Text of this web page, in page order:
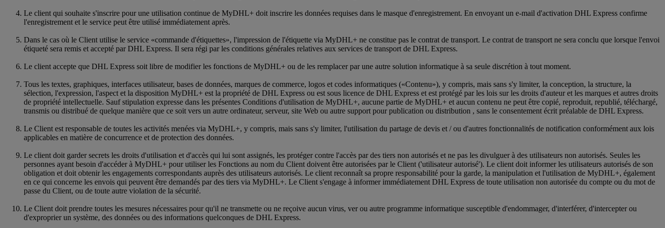
Le client qui souhaite s'inscrire pour une utilisation continue de MyDHL+ doit inscrire les données requises dans le masque d'enregistrement. En envoyant un e-mail d'activation DHL Express confirme
l'enregistrement et le service peut être utilisé immédiatement après.
Dans le cas où le Client utilise le service «commande d'étiquettes», l'impression de l'étiquette via MyDHL+ ne constitue pas le contrat de transport. Le contrat de transport ne sera conclu que lorsque l'envoi
étiqueté sera remis et accepté par DHL Express. Il sera régi par les conditions générales relatives aux services de transport de DHL Express.
Le client accepte que DHL Express soit libre de modifier les fonctions de MyDHL+ ou de les remplacer par une autre solution informatique à sa seule discrétion à tout moment.
Tous les textes, graphiques, interfaces utilisateur, bases de données, marques de commerce, logos et codes informatiques («Contenu»), y compris, mais sans s'y limiter, la conception, la structure, la
sélection, l'expression, l'aspect et la disposition MyDHL+ est la propriété de DHL Express ou est sous licence de DHL Express et est protégé par les lois sur les droits d'auteur et les marques et autres droits
de propriété intellectuelle. Sauf stipulation expresse dans les présentes Conditions d'utilisation de MyDHL+, aucune partie de MyDHL+ et aucun contenu ne peut être copié, reproduit, republié, téléchargé,
transmis ou distribué de quelque manière que ce soit vers un autre ordinateur, serveur, site Web ou autre support pour publication ou distribution , sans le consentement écrit préalable de DHL Express.
Le Client est responsable de toutes les activités menées via MyDHL+, y compris, mais sans s'y limiter, l'utilisation du partage de devis et / ou d'autres fonctionnalités de notification conformément aux lois
applicables en matière de concurrence et de protection des données.
Le client doit garder secrets les droits d'utilisation et d'accès qui lui sont assignés, les protéger contre l'accès par des tiers non autorisés et ne pas les divulguer à des utilisateurs non autorisés. Seules les
personnes ayant besoin d'accéder à MyDHL+ pour utiliser les Fonctions au nom du Client doivent être autorisées par le Client ('utilisateur autorisé'). Le client doit informer les utilisateurs autorisés de son
obligation et doit obtenir les engagements correspondants auprès des utilisateurs autorisés. Le client reconnaît sa propre responsabilité pour la garde, la manipulation et l'utilisation de MyDHL+, également
en ce qui concerne les envois qui peuvent être demandés par des tiers via MyDHL+. Le Client s'engage à informer immédiatement DHL Express de toute utilisation non autorisée du compte ou du mot de
passe du Client, ou de toute autre violation de la sécurité.
Le Client doit prendre toutes les mesures nécessaires pour qu'il ne transmette ou ne reçoive aucun virus, ver ou autre programme informatique susceptible d'endommager, d'interférer, d'intercepter ou
d'exproprier un système, des données ou des informations quelconques de DHL Express.